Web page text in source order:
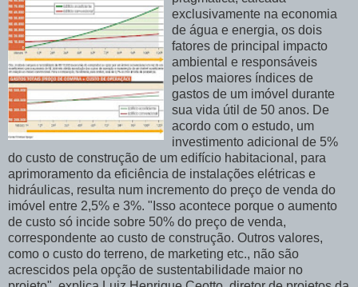
exclusivamente na economia
de água e energia, os dois
fatores de principal impacto
ambiental e responsáveis
pelos maiores índices de
gastos de um imóvel durante
sua vida útil de 50 anos. De
acordo com o estudo, um
investimento adicional de 5%
do custo de construção de um edifício habitacional, para
aprimoramento da eficiência de instalações elétricas e
hidráulicas, resulta num incremento do preço de venda do
imóvel entre 2,5% e 3%. "Isso acontece porque o aumento
de custo só incide sobre 50% do preço de venda,
correspondente ao custo de construção. Outros valores,
como o custo do terreno, de marketing etc., não são
acrescidos pela opção de sustentabilidade maior no